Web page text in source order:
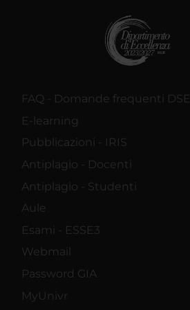
FAQ - Domande frequenti DSE
E-learning
Pubblicazioni - IRIS
Antiplagio - Docenti
Antiplagio - Studenti
Aule
Esami - ESSE3
Webmail
Password GIA
MyUnivr